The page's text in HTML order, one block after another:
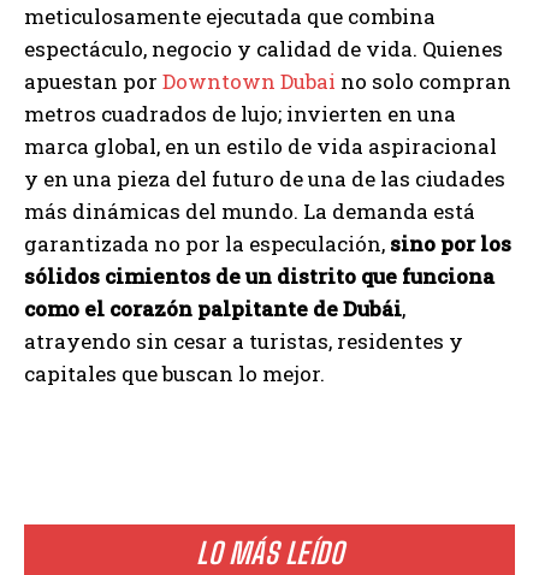
LO MÁS LEÍDO
meticulosamente ejecutada que combina
espectáculo, negocio y calidad de vida. Quienes
apuestan por Downtown Dubai no solo compran
metros cuadrados de lujo; invierten en una
marca global, en un estilo de vida aspiracional
y en una pieza del futuro de una de las ciudades
más dinámicas del mundo. La demanda está
garantizada no por la especulación, sino por los
sólidos cimientos de un distrito que funciona
como el corazón palpitante de Dubái,
atrayendo sin cesar a turistas, residentes y
capitales que buscan lo mejor.